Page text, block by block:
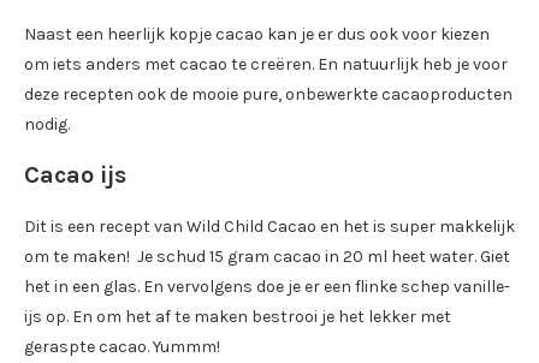
Naast een heerlijk kopje cacao kan je er dus ook voor kiezen
om iets anders met cacao te creëren. En natuurlijk heb je voor
deze recepten ook de mooie pure, onbewerkte cacaoproducten
nodig.
Cacao ijs
Dit is een recept van Wild Child Cacao en het is super makkelijk
om te maken! Je schud 15 gram cacao in 20 ml heet water. Giet
het in een glas. En vervolgens doe je er een flinke schep vanille-
ijs op. En om het af te maken bestrooi je het lekker met
geraspte cacao. Yummm!